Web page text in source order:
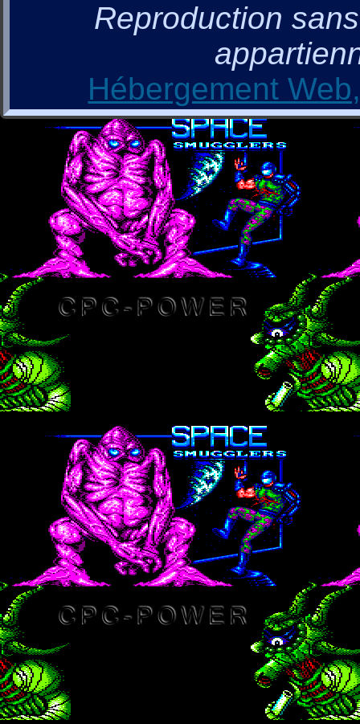
Reproduction
Hébergement